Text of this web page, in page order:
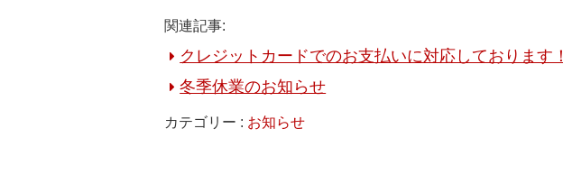
関連記事:
クレジットカードでのお支払いに対応しております！
冬季休業のお知らせ
カテゴリー : お知らせ